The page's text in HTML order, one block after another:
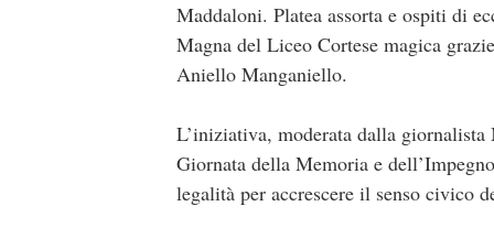
Maddaloni. Platea assorta e ospiti di
Magna del Liceo Cortese magica
Aniello Manganiello.
L’iniziativa, moderata dalla
Giornata della Memoria e
legalità per accrescere il senso civico